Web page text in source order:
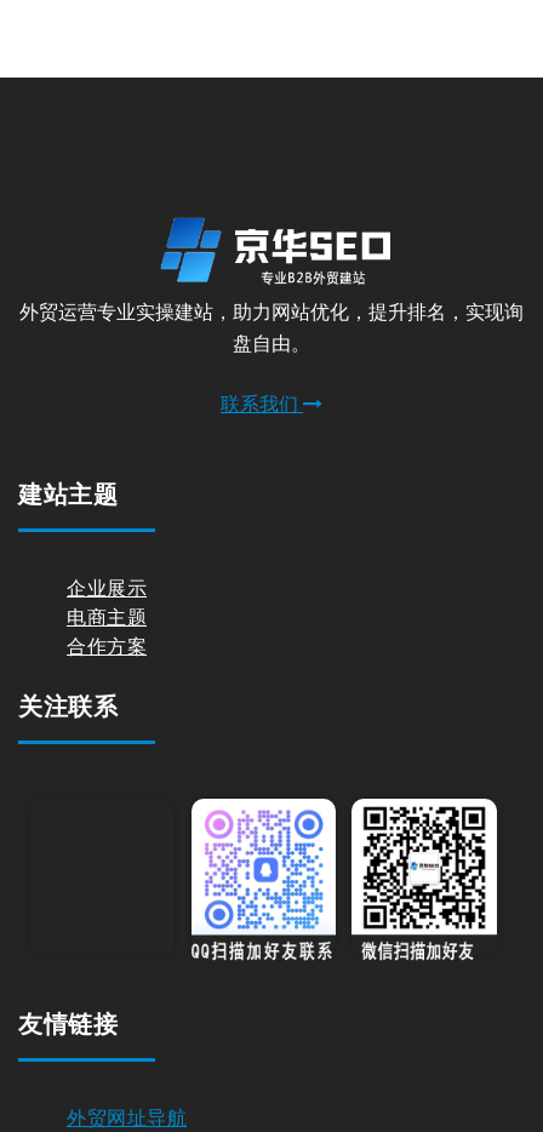
外贸运营专业实操建站，助力网站优化，提升排名，实现询
盘自由。
联系我们
建站主题
企业展示
电商主题
合作方案
关注联系
友情链接
外贸网址导航